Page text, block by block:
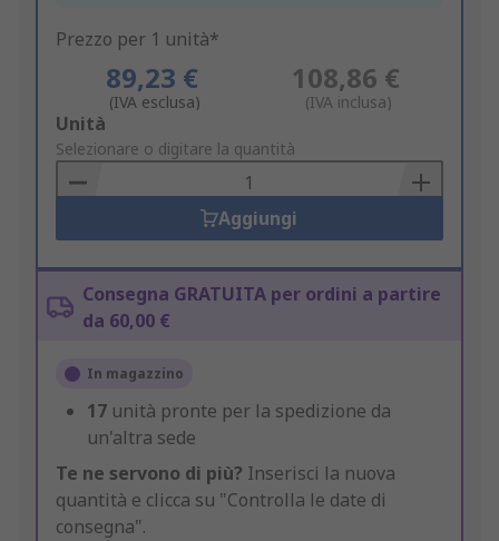
Prezzo per 1 unità*
89,23 €
(IVA esclusa)
108,86 €
(IVA inclusa)
Add
to
Basket
Unità
Selezionare o digitare la quantità
Aggiungi
Consegna GRATUITA per ordini a partire
da 60,00 €
In magazzino
17 unità pronte per la spedizione da
un'altra sede
Te ne servono di più? Inserisci la nuova
quantità e clicca su "Controlla le date di
consegna".